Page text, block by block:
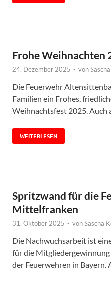
Frohe Weihnachten
24. Dezember 2025 - von
Die Feuerwehr
Familien ein Frohes,
Weihnachtsfest 2025. Auch
WEITERLESEN
Spritzwand für die
Mittelfranken
31. Oktober 2025 - vonSascha
Die Nachwuchsarbeit ist
für die
der Feuerwehren in Bayern.